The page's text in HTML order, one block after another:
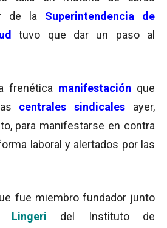
de la Superintendencia de
tuvo que dar un paso al
frenética manifestación que
centrales sindicales ayer,
para manifestarse en contra
laboral y alertados por las
fue miembro fundador junto
Lingeri del Instituto de